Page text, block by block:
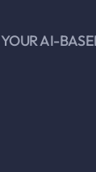
YOUR AI-